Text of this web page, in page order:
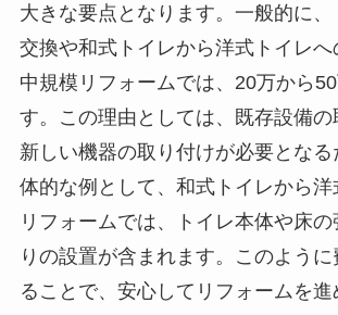
大きな要点となります。一般的に
交換や和式トイレから洋式トイレへ
中規模リフォームでは、20万から
す。この理由としては、既存設備の
新しい機器の取り付けが必要とな
体的な例として、和式トイレから
リフォームでは、トイレ本体や床
りの設置が含まれます。このように
ることで、安心してリフォームを